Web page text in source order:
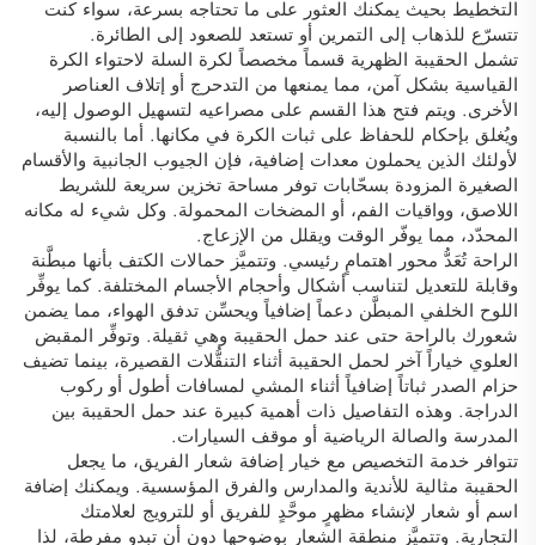
التخطيط بحيث يمكنك العثور على ما تحتاجه بسرعة، سواء كنت
تتسرّع للذهاب إلى التمرين أو تستعد للصعود إلى الطائرة.
تشمل الحقيبة الظهرية قسماً مخصصاً لكرة السلة لاحتواء الكرة
القياسية بشكل آمن، مما يمنعها من التدحرج أو إتلاف العناصر
الأخرى. ويتم فتح هذا القسم على مصراعيه لتسهيل الوصول إليه،
ويُغلق بإحكام للحفاظ على ثبات الكرة في مكانها. أما بالنسبة
لأولئك الذين يحملون معدات إضافية، فإن الجيوب الجانبية والأقسام
الصغيرة المزودة بسحّابات توفر مساحة تخزين سريعة للشريط
اللاصق، وواقيات الفم، أو المضخات المحمولة. وكل شيء له مكانه
المحدّد، مما يوفّر الوقت ويقلل من الإزعاج.
الراحة تُعَدُّ محور اهتمامٍ رئيسي. وتتميَّز حمالات الكتف بأنها مبطَّنة
وقابلة للتعديل لتناسب أشكال وأحجام الأجسام المختلفة. كما يوفِّر
اللوح الخلفي المبطَّن دعماً إضافياً ويحسِّن تدفق الهواء، مما يضمن
شعورك بالراحة حتى عند حمل الحقيبة وهي ثقيلة. وتوفِّر المقبض
العلوي خياراً آخر لحمل الحقيبة أثناء التنقُّلات القصيرة، بينما تضيف
حزام الصدر ثباتاً إضافياً أثناء المشي لمسافات أطول أو ركوب
الدراجة. وهذه التفاصيل ذات أهمية كبيرة عند حمل الحقيبة بين
المدرسة والصالة الرياضية أو موقف السيارات.
تتوافر خدمة التخصيص مع خيار إضافة شعار الفريق، ما يجعل
الحقيبة مثالية للأندية والمدارس والفرق المؤسسية. ويمكنك إضافة
اسم أو شعار لإنشاء مظهرٍ موحَّدٍ للفريق أو للترويج لعلامتك
التجارية. وتتميَّز منطقة الشعار بوضوحها دون أن تبدو مفرطة، لذا